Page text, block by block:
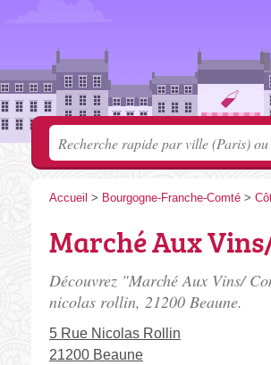
Accueil > Bourgogne-Franche-Comté >
Marché Aux
Découvrez "Marché Aux Vins/
nicolas rollin, 21200 Beaune.
5 Rue Nicolas Rollin
21200 Beaune